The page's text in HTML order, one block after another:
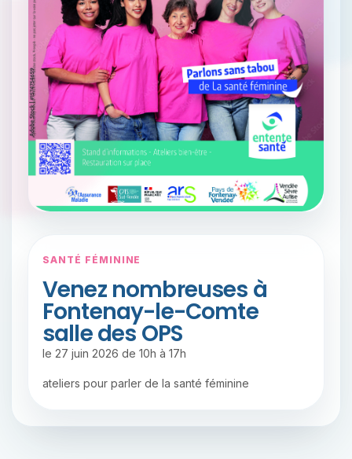
SANTÉ FÉMININE
Venez nombreuses à
Fontenay-le-Comte
salle des OPS
le 27 juin 2026 de 10h à 17h
ateliers pour parler de la santé féminine